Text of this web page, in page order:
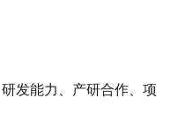
发能力、产研合作、项